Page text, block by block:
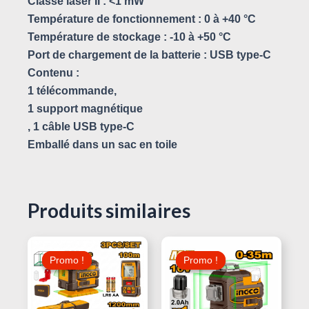
Température de fonctionnement : 0 à +40 °C
Température de stockage : -10 à +50 °C
Port de chargement de la batterie : USB type-C
Contenu :
1 télécommande,
1 support magnétique
, 1 câble USB type-C
Emballé dans un sac en toile
Produits similaires
Promo !
Promo !
Prix
Initial
Était :
Le
Actuel
Promo !
Promo !
Prix
Initial
Était :
Le